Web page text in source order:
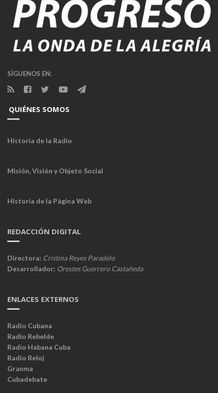
SÍGUENOS EN:
QUIÉNES SOMOS
Historia de la Radio
Misión, Visión y Objeto Social
Historia de la Página Web
REDACCIÓN DIGITAL
Directora: Cristina Reyes Paradelo
Desarrollador: Orestes Guerrero Castañeda
ENLACES EXTERNOS
Radio Cubana
Radio Rebelde
Radio Habana Cuba
Radio Reloj
Granma
Cubadebate